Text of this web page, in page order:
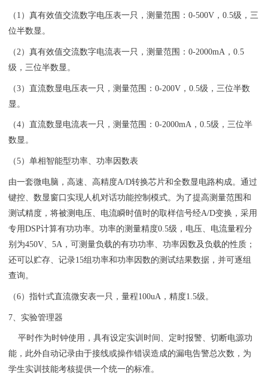
（1）真有效值交流数字电压表一只，测量范围：0-500V，0.5级，三
位半数显。
（2）真有效值交流数字电流表一只，测量范围：0-2000mA，0.5
级，三位半数显。
（3）直流数显电压表一只，测量范围：0-200V，0.5级，三位半数
显。
（4）直流数显电流表一只，测量范围：0-2000mA，0.5级，三位半
数显。
（5）单相智能型功率、功率因数表
由一套微电脑，高速、高精度A/D转换芯片和全数显电路构成。通过
键控、数显窗口实现人机对话功能控制模式。为了提高测量范围和
测试精度，将被测电压、电流瞬时值时的取样信号经A/D变换，采用
专用DSP计算有功功率。功率的测量精度0.5级，电压、电流量程分
别为450V、5A，可测量负载的有功功率、功率因数及负载的性质；
还可以贮存、记录15组功率和功率因数的测试结果数据，并可逐组
查询。
（6）指针式直流微安表一只，量程100uA，精度1.5级。
7、实验管理器
平时作为时钟使用，具有设定实训时间、定时报警、切断电源功
能，此外自动记录由于接线或操作错误造成的漏电告警总次数，为
学生实训技能考核提供一个统一的标准。